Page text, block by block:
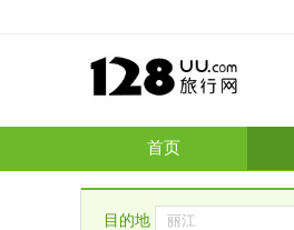
首页
目的地